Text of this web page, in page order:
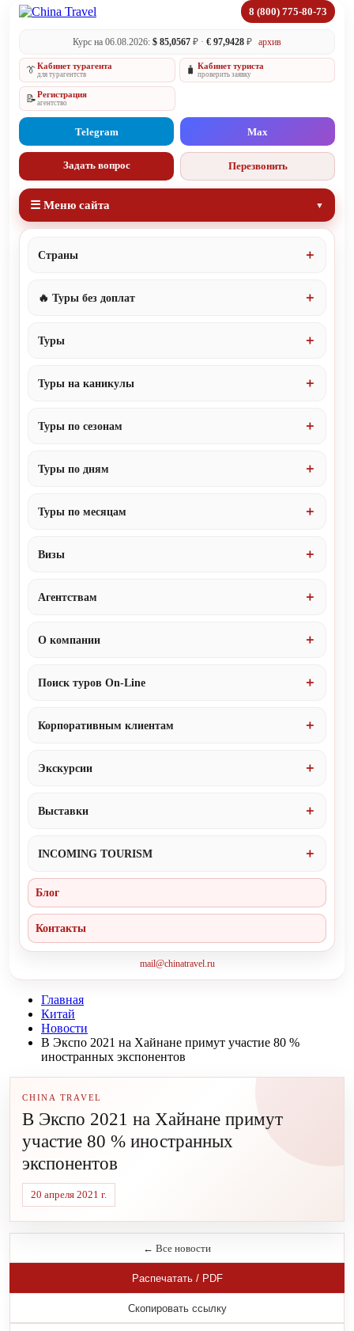
8 (800) 775-80-73
Курс на 06.08.2026: $ 85,0567 ₽ · € 97,9428 ₽ архив
👔Кабинет турагента
для турагентств 🧳 Кабинет туриста
проверить заявку
📝Регистрация
агентство
Telegram Max
Задать вопрос Перезвонить
☰ Меню сайта
Страны
🔥 Туры без доплат
Туры
Туры на каникулы
Туры по сезонам
Туры по дням
Туры по месяцам
Визы
Агентствам
О компании
Поиск туров On-Line
Корпоративным клиентам
Экскурсии
Выставки
INCOMING TOURISM
Блог
Контакты
mail@chinatravel.ru
Главная
Китай
Новости
В Экспо 2021 на Хайнане примут участие 80 %
иностранных экспонентов
CHINA TRAVEL
В Экспо 2021 на Хайнане примут
участие 80 % иностранных
экспонентов
20 апреля 2021 г.
← Все новости
Распечатать / PDF
Скопировать ссылку